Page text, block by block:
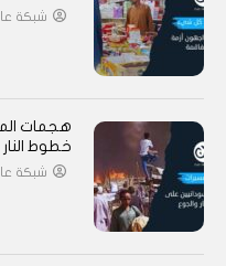
شبكة
هجمات
خطوط
شبكة